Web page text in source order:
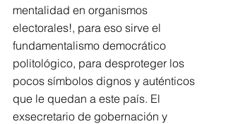
mentalidad en organismos
electorales!, para eso sirve el
fundamentalismo democrático
politológico, para desproteger los
pocos símbolos dignos y auténticos
que le quedan a este país. El
exsecretario de gobernación y